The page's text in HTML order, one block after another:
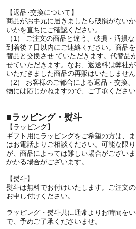
【返品･交換について】
商品がお手元に届きましたら破損がない
いかを直ちにご確認ください。
（1） ご注文の商品と違う、破損・汚損
到着後７日以内にご連絡ください。商品
替品と交換させ ていただきます。代替品
せていただきます。なお、返送料は弊社
いただきました商品の再販はいたしません
（2） お客様のご都合による返品・交換
物には応じかねますので、ご了承ください
■ラッピング・熨斗
【ラッピング】
ギフト用にラッピングをご希望の方は、
はお電話よりご相談ください。可能な限
が、商品によっては難しい場合がござい
かかる場合がございます。
【熨斗】
熨斗は無料でお付けいたします。ご注文
お申し付けください。
ラッピング・熨斗共に通常よりお時間を
で、予めご了承くださいませ。